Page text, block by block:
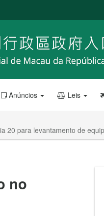
Anúncios Leis
20 para levantamento de
no